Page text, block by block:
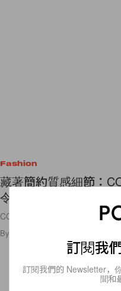
Fashion
藏著簡約質感細節：
令北歐極簡控一見鍾情
COS 將衣櫃最基本的 T-Shirt 單
By
訂閱我
訂閱我們的 Newsletter，
聞和